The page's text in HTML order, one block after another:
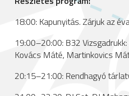
18:00: Kapunyitás. Zárjuk az
19:00–20:00: B32
Kovács Máté, Martinkovics
20:15–21:00: Rendhagyó